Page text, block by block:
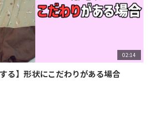
02:14
る】形状にこだわりがある場合